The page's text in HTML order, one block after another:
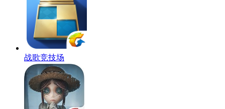
战歌竞技场